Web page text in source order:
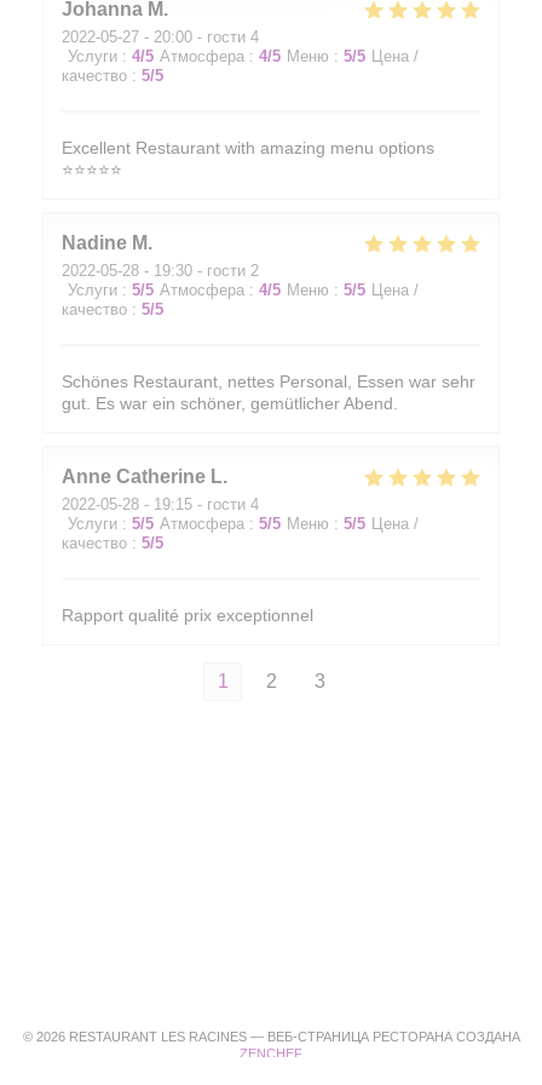
Johanna M
2022-05-27 - 20:00 - гости 4
Услуги : 4/5 Атмосфера : 4/5 Меню : 5/5 Цена /
качество : 5/5
Excellent Restaurant with amazing menu options
⭐️⭐️⭐️⭐️⭐️
Nadine M
2022-05-28 - 19:30 - гости 2
Услуги : 5/5 Атмосфера : 4/5 Меню : 5/5 Цена /
качество : 5/5
Schönes Restaurant, nettes Personal, Essen war sehr
gut. Es war ein schöner, gemütlicher Abend.
Anne Catherine L
2022-05-28 - 19:15 - гости 4
Услуги : 5/5 Атмосфера : 5/5 Меню : 5/5 Цена /
качество : 5/5
Rapport qualité prix exceptionnel
1 2 3
© 2026 RESTAURANT LES RACINES — ВЕБ-СТРАНИЦА РЕСТОРАНА СОЗДАНА
ZENCHEF((ОТКРЫВАЕТСЯ В НОВОМ ОКНЕ))